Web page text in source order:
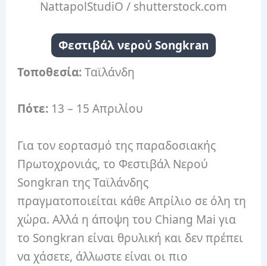
NattapolStudiO / shutterstock.com
Φεστιβάλ νερού Songkran
Τοποθεσία:Ταϊλάνδη
Πότε: 13 – 15 Απριλίου
Για τον εορτασμό της παραδοσιακής
Πρωτοχρονιάς, το Φεστιβάλ Νερού
Songkran της Ταϊλάνδης
πραγματοποιείται κάθε Απρίλιο σε όλη τη
χώρα.Αλλά η άποψη του Chiang Mai για
το Songkran είναι θρυλική και δεν πρέπει
να χάσετε, άλλωστε είναι οι πιο